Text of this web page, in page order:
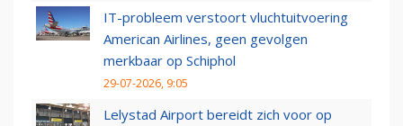
IT-probleem verstoort vluchtuitvoering
American Airlines, geen gevolgen
merkbaar op Schiphol
29-07-2026, 9:05
Lelystad Airport bereidt zich voor op